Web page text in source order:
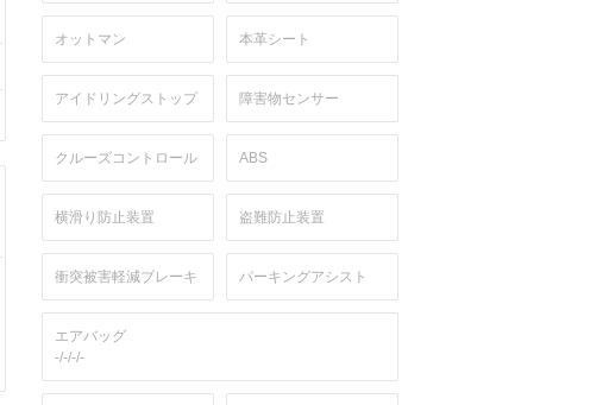
オットマン 本革シート
アイドリングストップ 障害物センサー
クルーズコントロール ABS
横滑り防止装置 盗難防止装置
衝突被害軽減ブレーキ パーキングアシスト
エアバッグ
-/-/-/-